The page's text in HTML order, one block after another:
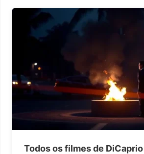
Todos os filmes de